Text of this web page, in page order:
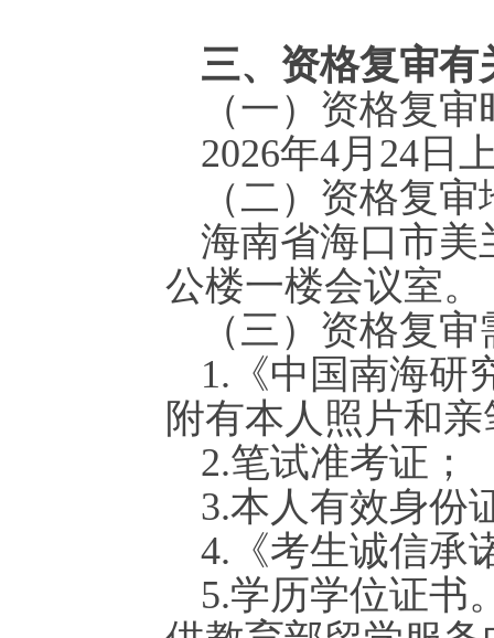
三、资格复审有
（一）资格复审
2026年4月24日
（二）资格复审
海南省海口市美
公楼一楼会议室。
（三）资格复
1.《中国南海研
附有本人照片和
2.笔试准考证；
3.本人有效身份
4.《考生诚信承
5.学历学位证书